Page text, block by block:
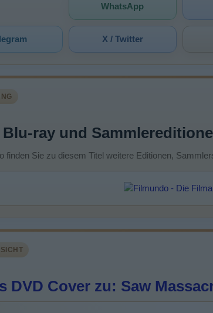
WhatsApp
X / Twitter
Blu-ray und
finden Sie zu diesem Titel weitere Editionen,
DVD Cover zu: Saw